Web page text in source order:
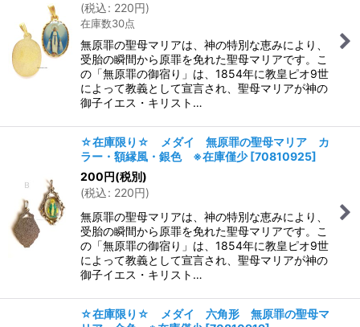
(税込: 220円)
在庫数30点
無原罪の聖母マリアは、神の特別な恵みにより、
受胎の瞬間から原罪を免れた聖母マリアです。こ
の「無原罪の御宿り」は、1854年に教皇ピオ9世
によって教義として宣言され、聖母マリアが神の
御子イエス・キリスト…
☆在庫限り☆ メダイ 無原罪の聖母マリア カ
ラー・額縁風・銀色 ※在庫僅少 [70810925]
200円(税別)
(税込: 220円)
無原罪の聖母マリアは、神の特別な恵みにより、
受胎の瞬間から原罪を免れた聖母マリアです。こ
の「無原罪の御宿り」は、1854年に教皇ピオ9世
によって教義として宣言され、聖母マリアが神の
御子イエス・キリスト…
☆在庫限り☆ メダイ 六角形 無原罪の聖母マ